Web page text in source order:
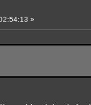
»